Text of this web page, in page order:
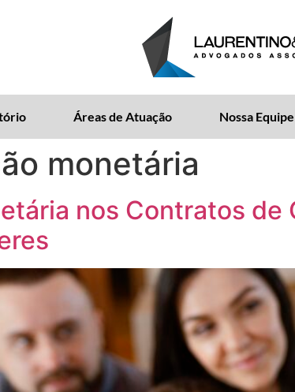
Áreas de Atuação Nossa Equipe
monetária
nos Contratos de